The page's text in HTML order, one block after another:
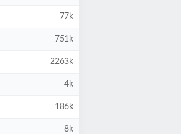
77k
751k
2263k
4k
186k
8k